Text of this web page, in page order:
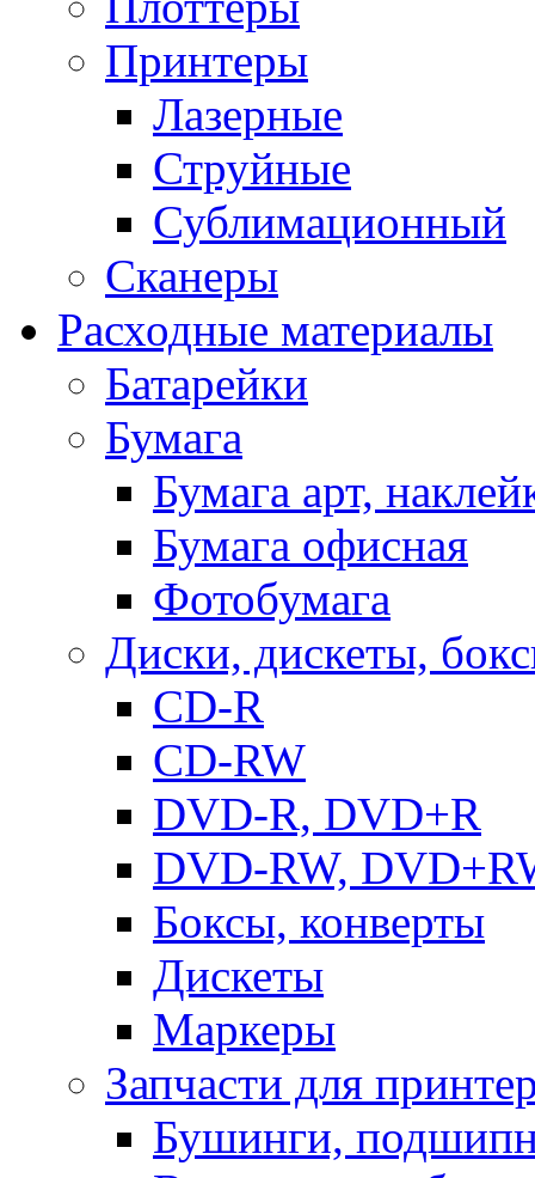
Принтеры
Лазерные
Струйные
Сублимационный
Сканеры
Расходные материалы
Батарейки
Бумага
Бумага арт,
Бумага офисная
Фотобумага
Диски, дискеты,
CD-R
CD-RW
DVD-R, DVD+R
DVD-RW,
Боксы, конверты
Дискеты
Маркеры
Запчасти для
Бушинги,